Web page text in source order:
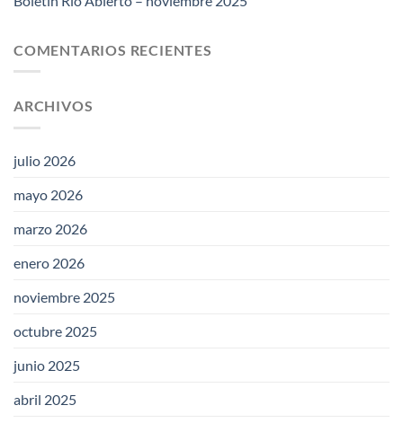
COMENTARIOS RECIENTES
ARCHIVOS
julio 2026
mayo 2026
marzo 2026
enero 2026
noviembre 2025
octubre 2025
junio 2025
abril 2025